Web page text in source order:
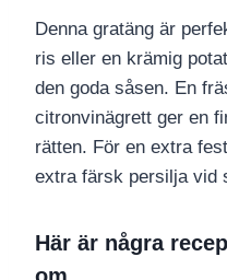
Denna gratäng är
ris eller en krämig
den goda såsen. En
citronvinägrett ger en
rätten. För en extra
extra färsk persilja vid
Här är några